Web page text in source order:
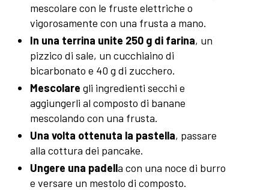
mescolare con le fruste elettriche o
vigorosamente con una frusta a mano.
In una terrina unite 250 g di farina, un
pizzico di sale, un cucchiaino di
bicarbonato e 40 g di zucchero.
Mescolare gli ingredienti secchi e
aggiungerli al composto di banane
mescolando con una frusta.
Una volta ottenuta la pastella, passare
alla cottura dei pancake.
Ungere una padella con una noce di burro
e versare un mestolo di composto.